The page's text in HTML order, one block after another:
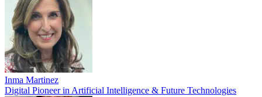
Inma Martinez
Digital Pioneer in Artificial Intelligence & Future Technologies